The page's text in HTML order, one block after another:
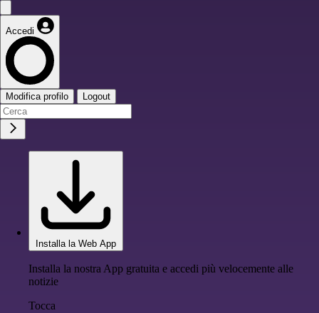
Accedi
Modifica profilo Logout
Installa la Web App
Installa la nostra App gratuita e accedi più velocemente alle
notizie
Tocca